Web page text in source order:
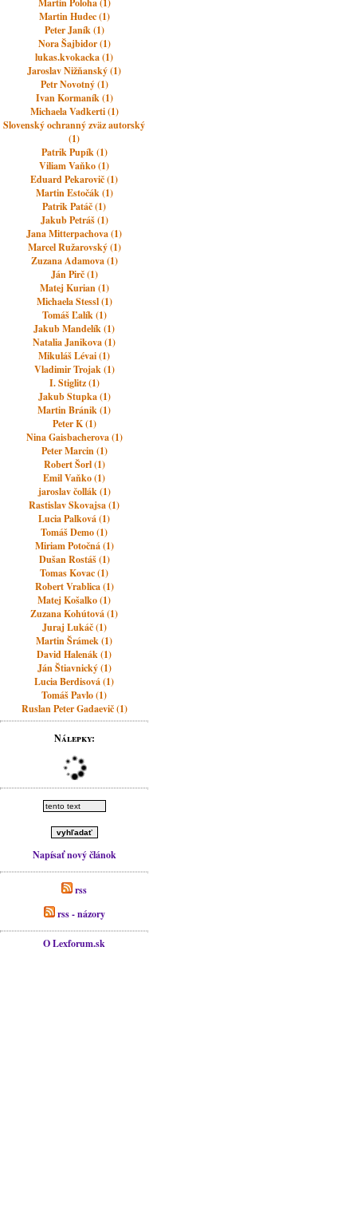
Martin Poloha (1)
Martin Hudec (1)
Peter Janík (1)
Nora Šajbidor (1)
lukas.kvokacka (1)
Jaroslav Nižňanský (1)
Petr Novotný (1)
Ivan Kormaník (1)
Michaela Vadkerti (1)
Slovenský ochranný zväz autorský
(1)
Patrik Pupík (1)
Viliam Vaňko (1)
Eduard Pekarovič (1)
Martin Estočák (1)
Patrik Patáč (1)
Jakub Petráš (1)
Jana Mitterpachova (1)
Marcel Ružarovský (1)
Zuzana Adamova (1)
Ján Pirč (1)
Matej Kurian (1)
Michaela Stessl (1)
Tomáš Ľalík (1)
Jakub Mandelík (1)
Natalia Janikova (1)
Mikuláš Lévai (1)
Vladimir Trojak (1)
I. Stiglitz (1)
Jakub Stupka (1)
Martin Bránik (1)
Peter K (1)
Nina Gaisbacherova (1)
Peter Marcin (1)
Robert Šorl (1)
Emil Vaňko (1)
jaroslav čollák (1)
Rastislav Skovajsa (1)
Lucia Palková (1)
Tomáš Demo (1)
Miriam Potočná (1)
Dušan Rostáš (1)
Tomas Kovac (1)
Robert Vrablica (1)
Matej Košalko (1)
Zuzana Kohútová (1)
Juraj Lukáč (1)
Martin Šrámek (1)
David Halenák (1)
Ján Štiavnický (1)
Lucia Berdisová (1)
Tomáš Pavlo (1)
Ruslan Peter Gadaevič (1)
Nálepky:
Napísať nový článok
rss
rss - názory
O Lexforum.sk